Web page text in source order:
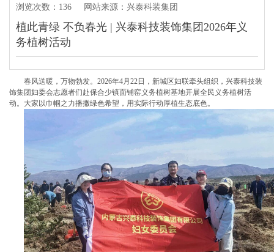
浏览次数：136 网站来源：兴泰科装集团
植此青绿 不负春光 | 兴泰科技装饰集团2026年义
务植树活动
春风送暖，万物勃发。2026年4月22日，新城区妇联牵头组织，兴泰科技装
饰集团妇委会志愿者们赴保合少镇面铺窑义务植树基地开展全民义务植树活
动。大家以巾帼之力播撒绿色希望，用实际行动厚植生态底色。